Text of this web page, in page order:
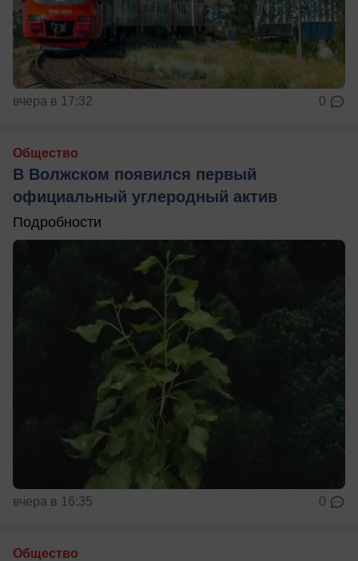
вчера в 17:32 0
Общество
В Волжском появился первый
официальный углеродный актив
Подробности
вчера в 16:35 0
Общество